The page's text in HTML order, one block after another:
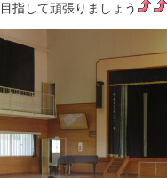
指して頑張りましょう